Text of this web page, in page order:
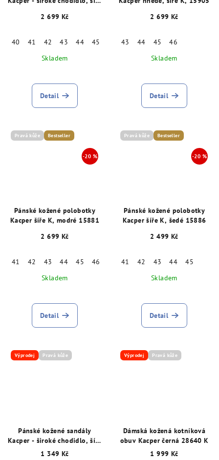
2 699 Kč
40 41 42 43 44 45
Skladem
Detail
2 699 Kč
43 44 45
46
Skladem
Detail
Pravá kůže Bestseller
Pánské kožené polobotky
Kacper šíře K, modré 15881
2 699 Kč
41 42 43 44 45
46
Skladem
Detail
Pravá kůže Bestseller
Pánské kožené polobotky
Kacper šíře K, šedé 15886
2 499 Kč
41 42 43 44
45
Skladem
Detail
Výprodej Pravá kůže
Pánské kožené sandály
Kacper - široké chodidlo, šíře
K, šedé, 15777
1 349 Kč
Výprodej Pravá kůže
Dámská kožená kotníková
obuv Kacper černá 28640 K
1 999 Kč